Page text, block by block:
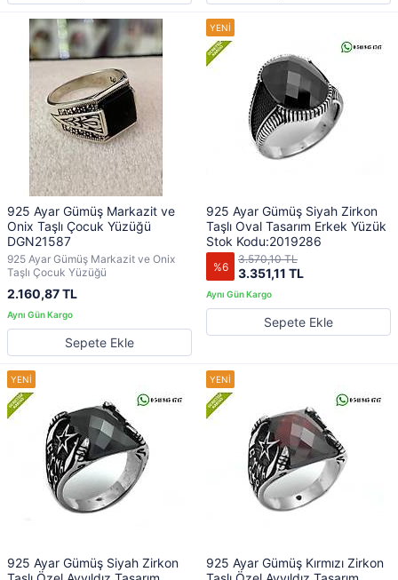
925 Ayar Gümüş Markazit ve
Onix Taşlı Çocuk Yüzüğü
DGN21587
925 Ayar Gümüş Markazit ve Onix
Taşlı Çocuk Yüzüğü
2.160,87 TL
Sepete Ekle
925 Ayar Gümüş Siyah Zirkon
Taşlı Oval Tasarım Erkek Yüzük
Stok Kodu:2019286
%6 3.351,11 TL
3.570,10 TL
Sepete Ekle
925 Ayar Gümüş Siyah Zirkon
925 Ayar Gümüş Kırmızı Zirkon